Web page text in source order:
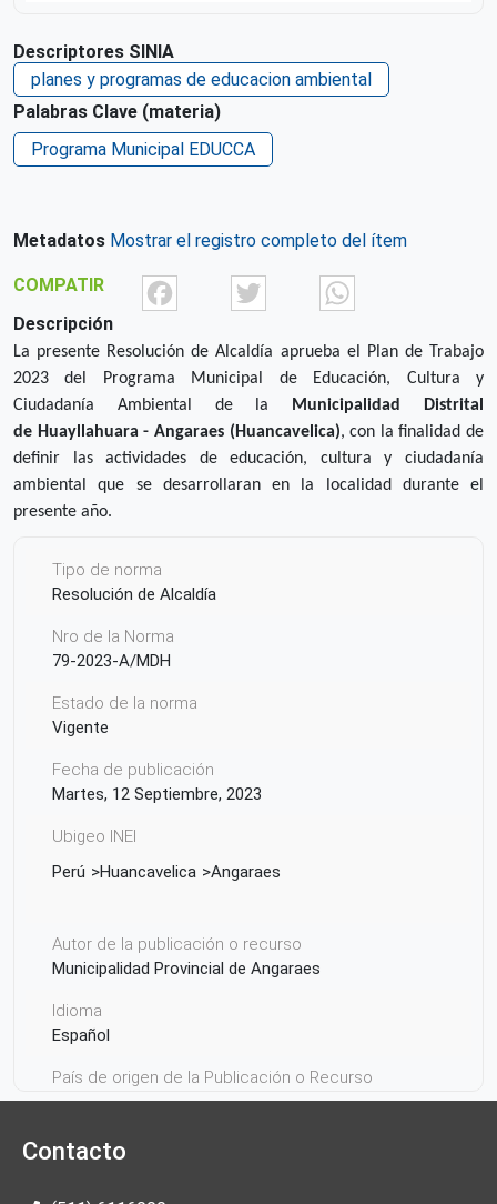
Descriptores SINIA
planes y programas de educacion ambiental
Palabras Clave (materia)
Programa Municipal EDUCCA
Metadatos Mostrar el registro completo del ítem
COMPATIR FacebookTwitter
Descripción
La presente Resolución de Alcaldía aprueba el Plan de Trabajo
2023 del Programa Municipal de Educación, Cultura y
Ciudadanía Ambiental de la
Municipalidad Distrital
de Huayllahuara - Angaraes (Huancavelica), con la finalidad de
definir las actividades de educación, cultura y ciudadanía
ambiental que se desarrollaran en la localidad durante el
presente año.
Tipo de norma
Resolución de Alcaldía
Nro de la Norma
79-2023-A/MDH
Estado de la norma
Vigente
Fecha de publicación
Martes, 12 Septiembre, 2023
Ubigeo INEI
Perú
Huancavelica Angaraes
Autor de la publicación o recurso
Municipalidad Provincial de Angaraes
Idioma
Español
País de origen de la Publicación o Recurso
Perú
Contacto